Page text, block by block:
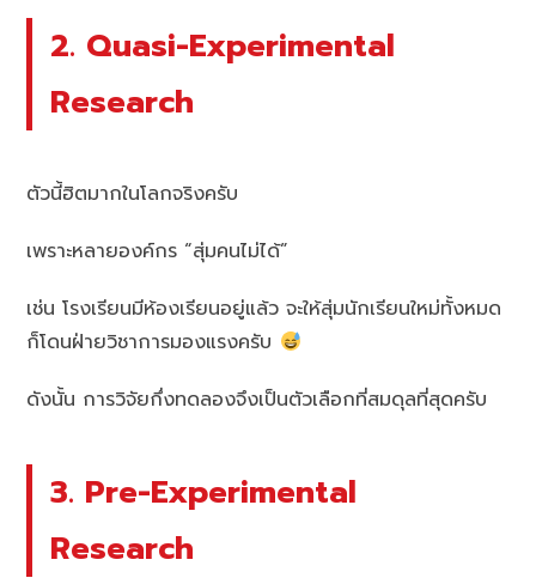
2. Quasi-Experimental
Research
ตัวนี้ฮิตมากในโลกจริงครับ
เพราะหลายองค์กร “สุ่มคนไม่ได้”
เช่น โรงเรียนมีห้องเรียนอยู่แล้ว จะให้สุ่มนักเรียนใหม่ทั้งหมด
ก็โดนฝ่ายวิชาการมองแรงครับ
ดังนั้น การวิจัยกึ่งทดลองจึงเป็นตัวเลือกที่สมดุลที่สุดครับ
3. Pre-Experimental
Research